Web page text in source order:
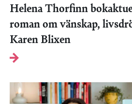
Helena Thorfinn
roman om vänskap,
Karen Blixen